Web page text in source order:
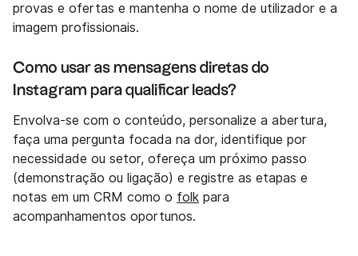
provas e ofertas e mantenha o nome de utilizador e a
imagem profissionais.
Como usar as mensagens diretas do
Instagram para qualificar leads?
Envolva-se com o conteúdo, personalize a abertura,
faça uma pergunta focada na dor, identifique por
necessidade ou setor, ofereça um próximo passo
(demonstração ou ligação) e registre as etapas e
notas em um CRM como o folk para
acompanhamentos oportunos.